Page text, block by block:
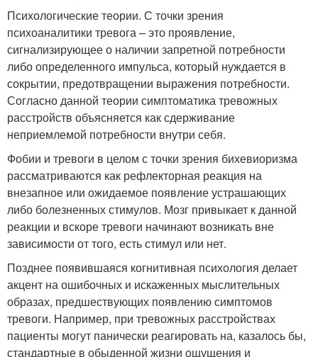
Психологические теории. С точки зрения
психоаналитики тревога – это проявление,
сигнализирующее о наличии запретной потребности
либо определенного импульса, который нуждается в
сокрытии, предотвращении выражения потребности.
Согласно данной теории симптоматика тревожных
расстройств объясняется как сдерживание
неприемлемой потребности внутри себя.
Фобии и тревоги в целом с точки зрения бихевиоризма
рассматриваются как рефлекторная реакция на
внезапное или ожидаемое появление устрашающих
либо болезненных стимулов. Мозг привыкает к данной
реакции и вскоре тревоги начинают возникать вне
зависимости от того, есть стимул или нет.
Позднее появившаяся когнитивная психология делает
акцент на ошибочных и искаженных мыслительных
образах, предшествующих появлению симптомов
тревоги. Например, при тревожных расстройствах
пациенты могут панически реагировать на, казалось бы,
стандартные в обыденной жизни ощущения и